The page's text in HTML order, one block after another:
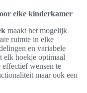
elke kinderkamer
maakt het mogelijk
ruimte in elke
en variabele
elk hoekje optimaal
wensen te
maar ook een